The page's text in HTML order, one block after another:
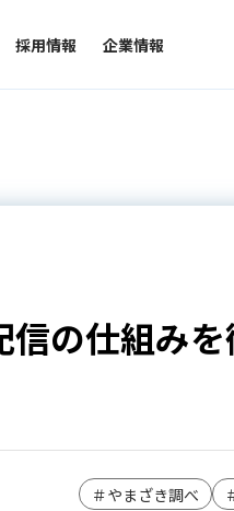
採用情報 企業情報
の仕組み
＃やまざき調べ